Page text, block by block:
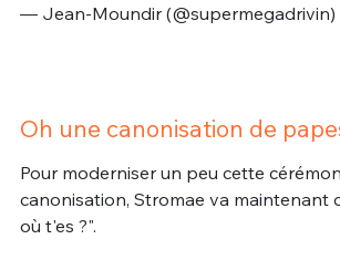
— Jean-Moundir (@supermegadrivin)
Oh une canonisation de
Pour moderniser un peu cette
canonisation, Stromae va maintenant
où t'es ?".